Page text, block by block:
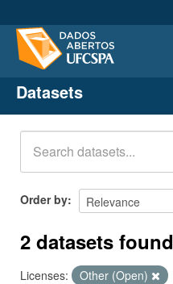
Datasets
Organizations
Groups
About
Datasets
Order by
2 datasets found
Licenses: Other (Open)